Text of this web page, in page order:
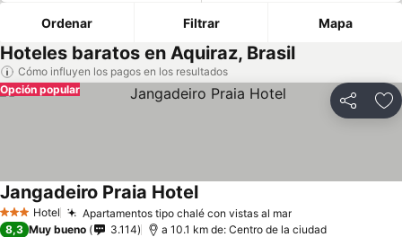
Ordenar Filtrar Mapa
Hoteles baratos en Aquiraz, Brasil
Cómo influyen los pagos en los resultados
Compartir
Opción popular
3 Estrellas
Hotel Apartamentos tipo chalé con vistas al marVer precios
Jangadeiro Praia HotelVer precios
8,3 Muy bueno 3.114 a 10.1 km de: Centro de la ciudad